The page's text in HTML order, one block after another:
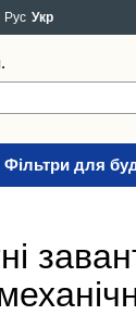
Рус Укр
Фільтри для